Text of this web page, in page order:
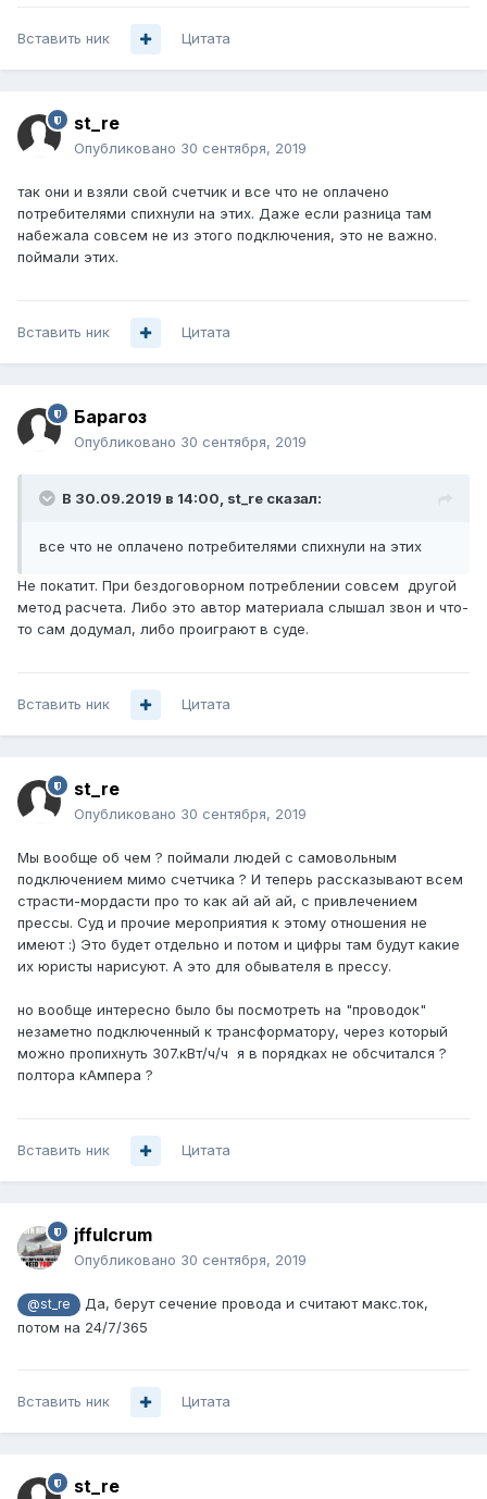
Вставить ник Цитата
st_re
Опубликовано 30 сентября, 2019
так они и взяли свой счетчик и все что не оплачено
потребителями спихнули на этих. Даже если разница там
набежала совсем не из этого подключения, это не важно.
поймали этих.
Вставить ник Цитата
Барагоз
Опубликовано 30 сентября, 2019
В 30.09.2019 в 14:00, st_re сказал:
все что не оплачено потребителями спихнули на этих
Не покатит. При бездоговорном потреблении совсем другой
метод расчета. Либо это автор материала слышал звон и что-
то сам додумал, либо проиграют в суде.
Вставить ник Цитата
st_re
Опубликовано 30 сентября, 2019
Мы вообще об чем ? поймали людей с самовольным
подключением мимо счетчика ? И теперь рассказывают всем
страсти-мордасти про то как ай ай ай, с привлечением
прессы. Суд и прочие мероприятия к этому отношения не
имеют :) Это будет отдельно и потом и цифры там будут какие
их юристы нарисуют. А это для обывателя в прессу.
но вообще интересно было бы посмотреть на "проводок"
незаметно подключенный к трансформатору, через который
можно пропихнуть 307.кВт/ч/ч я в порядках не обсчитался ?
полтора кАмпера ?
Вставить ник Цитата
jffulcrum
Опубликовано 30 сентября, 2019
@st_re
Да, берут сечение провода и считают макс.ток,
потом на 24/7/365
Вставить ник Цитата
st_re